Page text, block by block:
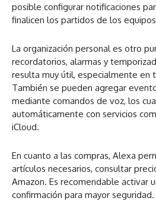
posible configurar notificaciones
finalicen los partidos de los
La organización personal es otro
recordatorios, alarmas y
resulta muy útil, especialmente en
También se pueden agregar
mediante comandos de voz, los
automáticamente con servicios
iCloud.
En cuanto a las compras, Alexa
artículos necesarios, consultar
Amazon. Es recomendable activar
confirmación para mayor